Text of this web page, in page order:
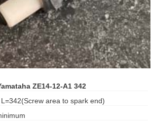
ZE14-12-A1 342
area to spark end)